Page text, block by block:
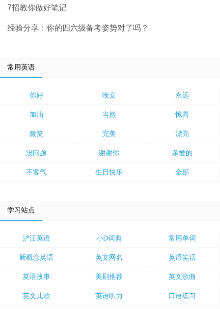
7招教你做好笔记
经验分享：你的四六级备考姿势对了吗？
常用英语
你好 晚安 永远
加油 当然 惊喜
微笑 完美 漂亮
没问题 谢谢你 亲爱的
不客气 生日快乐 全部
学习站点
沪江英语 小D词典 常用单词
新概念英语 英文网名 英语笑话
英语故事 美剧推荐 英文歌曲
英文儿歌 英语听力 口语练习